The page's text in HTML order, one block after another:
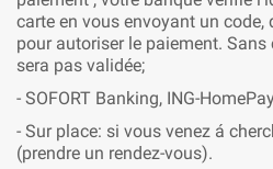
carte en vous envoyant un code,
pour autoriser le paiement.
sera pas validée;
- SOFORT Banking, ING-
- Sur place: si vous venez á
(prendre un rendez-vous).